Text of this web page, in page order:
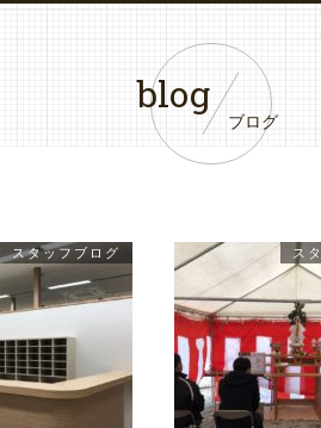
ブログ
blog
スタッフブログ ス